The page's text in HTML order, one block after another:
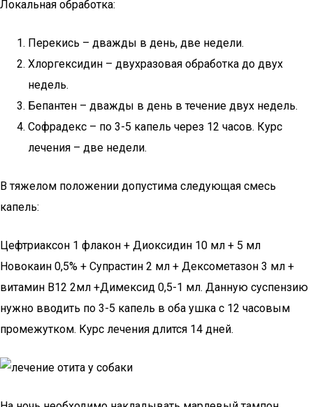
Локальная обработка:
Перекись – дважды в день, две недели.
Хлоргексидин – двухразовая обработка до двух
недель.
Бепантен – дважды в день в течение двух недель.
Софрадекс – по 3-5 капель через 12 часов. Курс
лечения – две недели.
В тяжелом положении допустима следующая смесь
капель:
Цефтриаксон 1 флакон + Диоксидин 10 мл + 5 мл
Новокаин 0,5% + Супрастин 2 мл + Дексометазон 3 мл +
витамин В12 2мл +Димексид 0,5-1 мл. Данную суспензию
нужно вводить по 3-5 капель в оба ушка с 12 часовым
промежутком. Курс лечения длится 14 дней.